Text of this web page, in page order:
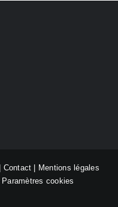
Contact
Mentions légales
Paramètres cookies